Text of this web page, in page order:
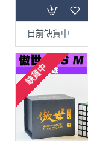
目前缺貨中
缺貨中